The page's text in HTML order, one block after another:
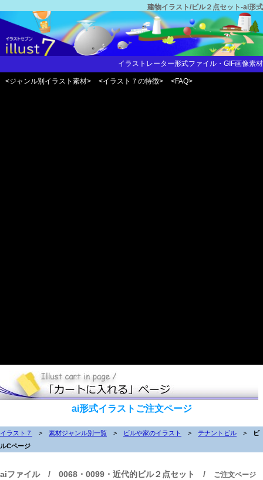
建物イラスト/ビル２点セット-ai形式
イラストレーター形式ファイル・GIF画像素材
<ジャンル別イラスト素材> <イラスト７の特徴> <FAQ>
ai形式イラストご注文ページ
イラスト７ > 素材ジャンル別一覧 > ビルや家のイラスト > テナントビル >
ビ
ルCページ
aiファイル / 0068・0099・近代的ビル２点セット /
ご注文ページ